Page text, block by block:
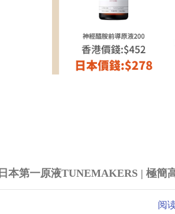
日本第一原液TUNEMAKERS | 極簡
阅